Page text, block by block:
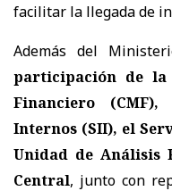
facilitar la llegada de
Además del
participación de la
Financiero
Internos (SII), el
Unidad de Análisis
Central, junto con